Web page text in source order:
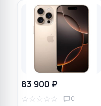
83 900 ₽
☆☆☆☆☆ 0